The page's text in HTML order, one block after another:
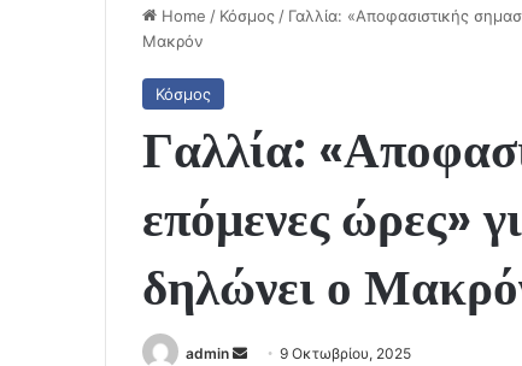
Home / Κόσμος / Γαλλία: «Αποφασιστικής
Μακρόν
Κόσμος
Γαλλία:
επόμενες ώρες»
δηλώνει ο
admin
Send9 Οκτωβρίου, 2025